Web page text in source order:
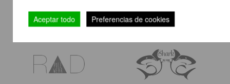
Aceptar todo Preferencias de cookies